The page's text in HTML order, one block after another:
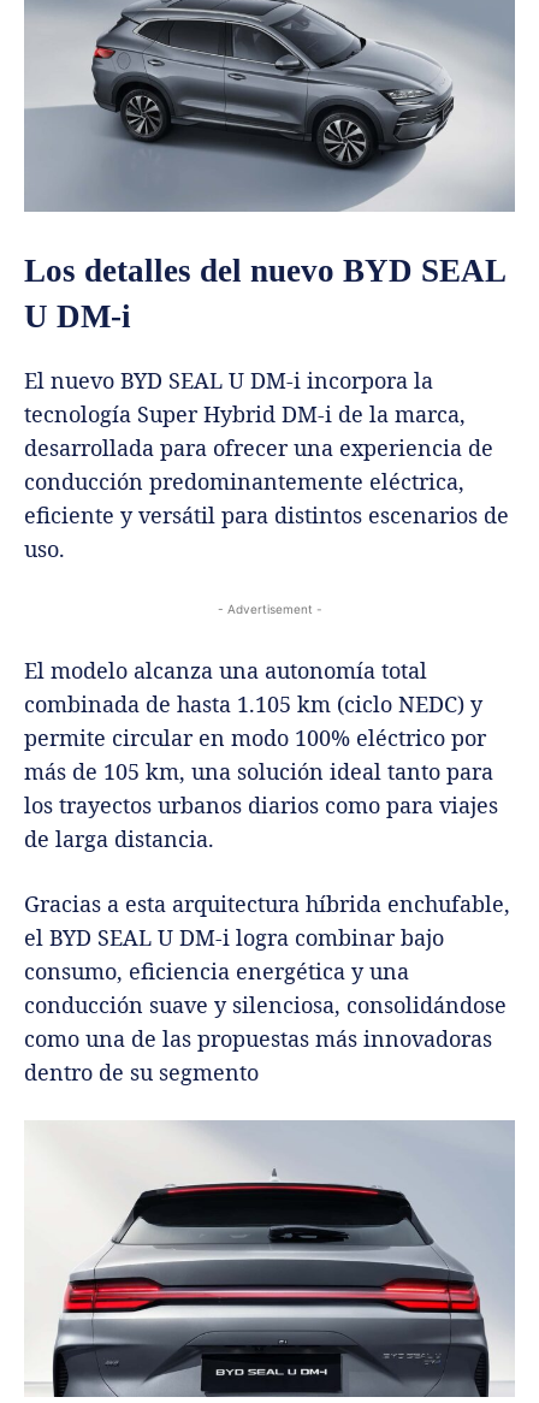
Los detalles del nuevo BYD SEAL
U DM-i
El nuevo BYD SEAL U DM-i incorpora la
tecnología Super Hybrid DM-i de la marca,
desarrollada para ofrecer una experiencia de
conducción predominantemente eléctrica,
eficiente y versátil para distintos escenarios de
uso.
- Advertisement -
El modelo alcanza una autonomía total
combinada de hasta 1.105 km (ciclo NEDC) y
permite circular en modo 100% eléctrico por
más de 105 km, una solución ideal tanto para
los trayectos urbanos diarios como para viajes
de larga distancia.
Gracias a esta arquitectura híbrida enchufable,
el BYD SEAL U DM-i logra combinar bajo
consumo, eficiencia energética y una
conducción suave y silenciosa, consolidándose
como una de las propuestas más innovadoras
dentro de su segmento